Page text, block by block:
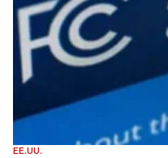
EE.UU.